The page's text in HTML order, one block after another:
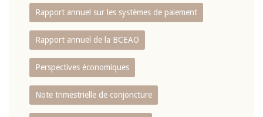
Rapport annuel sur les systèmes de paiement
Rapport annuel de la BCEAO
Perspectives économiques
Note trimestrielle de conjoncture